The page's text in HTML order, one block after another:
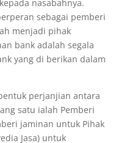
nasabahnya.
sebagai pemberi
menjadi pihak
bank adalah segala
yang di berikan dalam
perjanjian antara
satu ialah Pemberi
jaminan untuk Pihak
Jasa) untuk